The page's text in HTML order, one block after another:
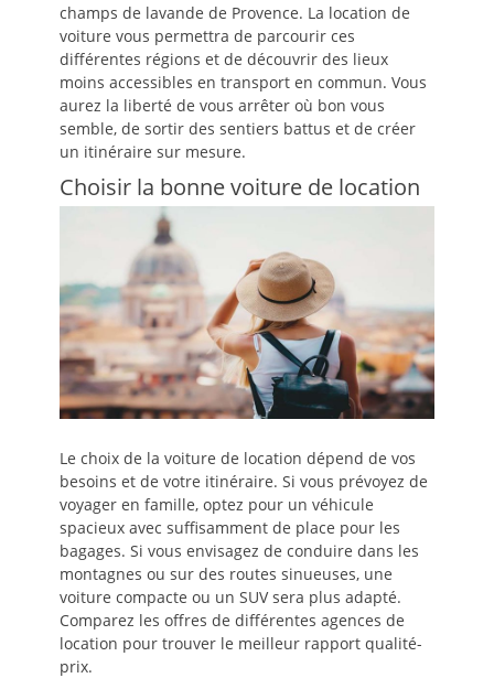
champs de lavande de Provence. La location de
voiture vous permettra de parcourir ces
différentes régions et de découvrir des lieux
moins accessibles en transport en commun. Vous
aurez la liberté de vous arrêter où bon vous
semble, de sortir des sentiers battus et de créer
un itinéraire sur mesure.
Choisir la bonne voiture de location
Le choix de la voiture de location dépend de vos
besoins et de votre itinéraire. Si vous prévoyez de
voyager en famille, optez pour un véhicule
spacieux avec suffisamment de place pour les
bagages. Si vous envisagez de conduire dans les
montagnes ou sur des routes sinueuses, une
voiture compacte ou un SUV sera plus adapté.
Comparez les offres de différentes agences de
location pour trouver le meilleur rapport qualité-
prix.